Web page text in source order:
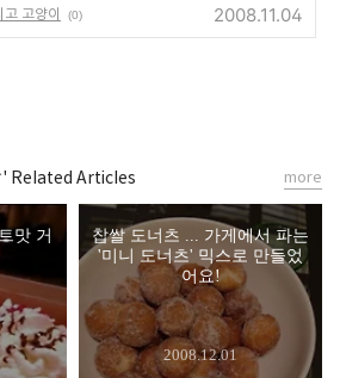
고양이 (0) 2008.11.04
' Related Articles
맛 거
찹쌀 도너츠 ... 가게에서 파는
'미니 도너츠' 믹스로 만들었
어요!
2008.12.01
more